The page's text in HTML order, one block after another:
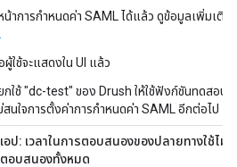
าการกำหนดค่า SAML ได้แล้ว ดูข้อมูลเพิ่มเติม
ใช้จะแสดงใน UI แล้ว
กใช้ "dc-test" ของ Drush ให้ใช้ฟังก์ชันทดสอบ
สนใจการตั้งค่าการกำหนดค่า SAML อีกต่อไป
อป: เวลาในการตอบสนองของปลายทางใช้ไม่
ตอบสนองทั้งหมด